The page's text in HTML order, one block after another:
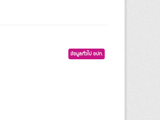
ข้อมูลทั่วไป อปท.